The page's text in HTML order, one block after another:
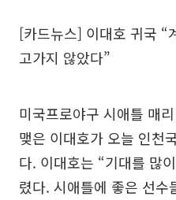
[카드뉴스] 이대호 귀국 “
고가지 않았다”
미국프로야구 시애틀 매
맺은 이대호가 오늘 인천
다. 이대호는 “기대를 많
렸다. 시애틀에 좋은 선수